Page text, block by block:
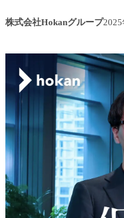
株式会社Hokanグループ